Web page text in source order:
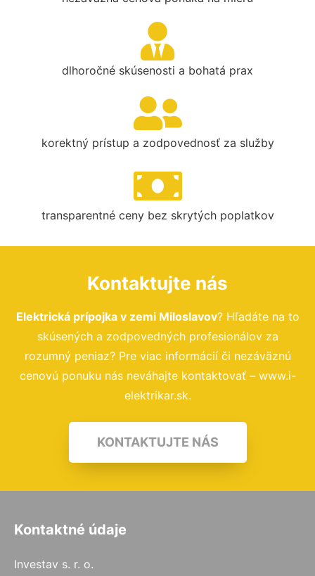
dlhoročné skúsenosti a bohatá prax
korektný prístup a zodpovednosť za služby
transparentné ceny bez skrytých poplatkov
Kontaktujte nás
Elektrická prípojka v zemi Miloslavov? Hľadáte na to
skúsených a zodpovedných profesionálov za
rozumný peniaz? Pre viac informácií či nezáväznú
cenovú ponuku nás neváhajte kontaktovať – www.i-
elektrikar.sk.
KONTAKTUJTE NÁS
Kontaktné údaje
Investav s. r. o.